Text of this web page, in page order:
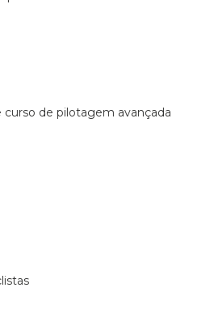
curso de pilotagem avançada